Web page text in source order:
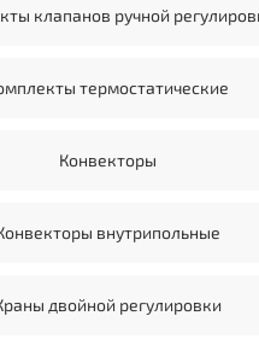
клапанов ручной
термостатические
Конвекторы
внутрипольные
двойной регулировки